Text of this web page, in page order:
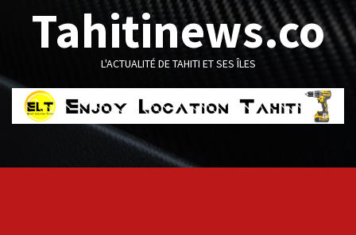
Tahitinews.co
L'ACTUALITÉ DE TAHITI ET SES ÎLES